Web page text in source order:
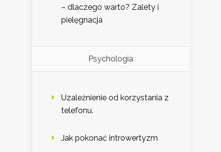
– dlaczego warto? Zalety i
pielęgnacja
Psychologia
Uzależnienie od korzystania z
telefonu.
Jak pokonać introwertyzm